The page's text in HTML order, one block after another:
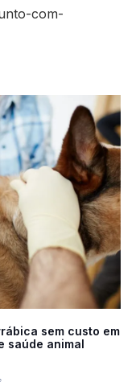
com-
sem custo em
saúde animal